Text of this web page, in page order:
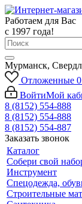
Работаем для Вас
с 1997 года!
Мурманск,
Отложенные 0
ВойтиМой
8 (8152) 554-888
8 (8152) 554-888
8 (8152) 554-887
Заказать звонок
Каталог
Собери свой
Инструмент
Спецодежда,
Строительные